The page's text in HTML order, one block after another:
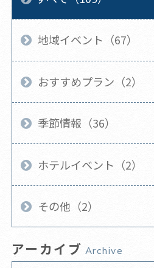
地域イベント（67）
おすすめプラン（2）
季節情報（36）
ホテルイベント（2）
その他（2）
アーカイブ Archive